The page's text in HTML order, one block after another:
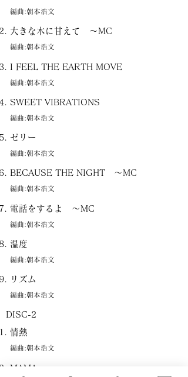
編曲:朝本浩文
大きな木に甘えて ～MC
編曲:朝本浩文
I FEEL THE EARTH MOVE
編曲:朝本浩文
SWEET VIBRATIONS
編曲:朝本浩文
ゼリー
編曲:朝本浩文
BECAUSE THE NIGHT ～MC
編曲:朝本浩文
電話をするよ ～MC
編曲:朝本浩文
温度
編曲:朝本浩文
リズム
編曲:朝本浩文
DISC-2
情熱
編曲:朝本浩文
MAMA